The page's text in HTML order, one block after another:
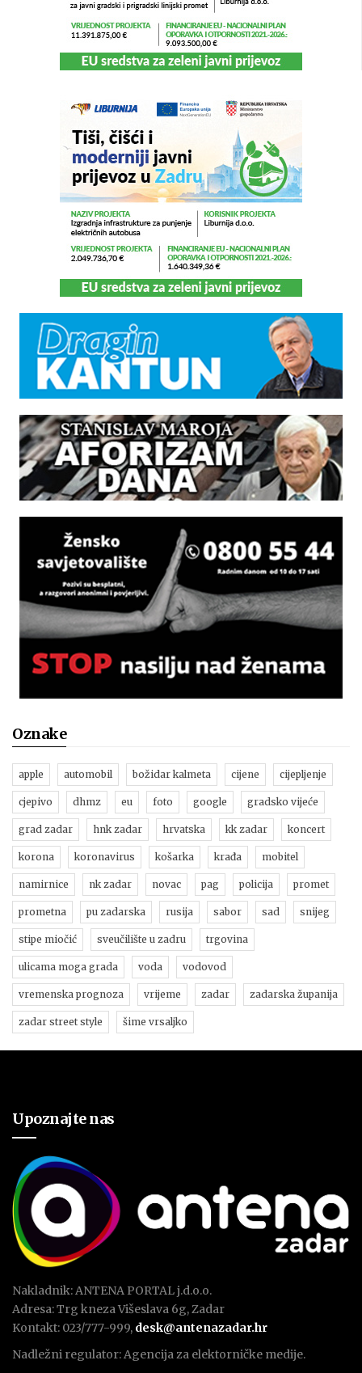
Oznake
apple automobil božidar kalmeta cijene cijepljenje
cjepivo dhmz eu foto google gradsko vijeće
grad zadar hnk zadar hrvatska kk zadar koncert
korona koronavirus košarka krađa mobitel
namirnice nk zadar novac pag policija promet
prometna pu zadarska rusija sabor sad snijeg
stipe miočić sveučilište u zadru trgovina
ulicama moga grada voda vodovod
vremenska prognoza vrijeme zadar zadarska županija
zadar street style šime vrsaljko
Upoznajte nas
Nakladnik: ANTENA PORTAL j.d.o.o.
Adresa: Trg kneza Višeslava 6g, Zadar
Kontakt: 023/777-999, desk@antenazadar.hr
Nadležni regulator: Agencija za elektorničke medije.